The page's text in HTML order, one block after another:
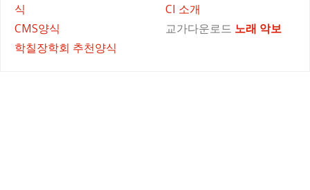
식
CMS양식
학칠장학회 추천양식
CI 소개
교가다운로드 노래 악보